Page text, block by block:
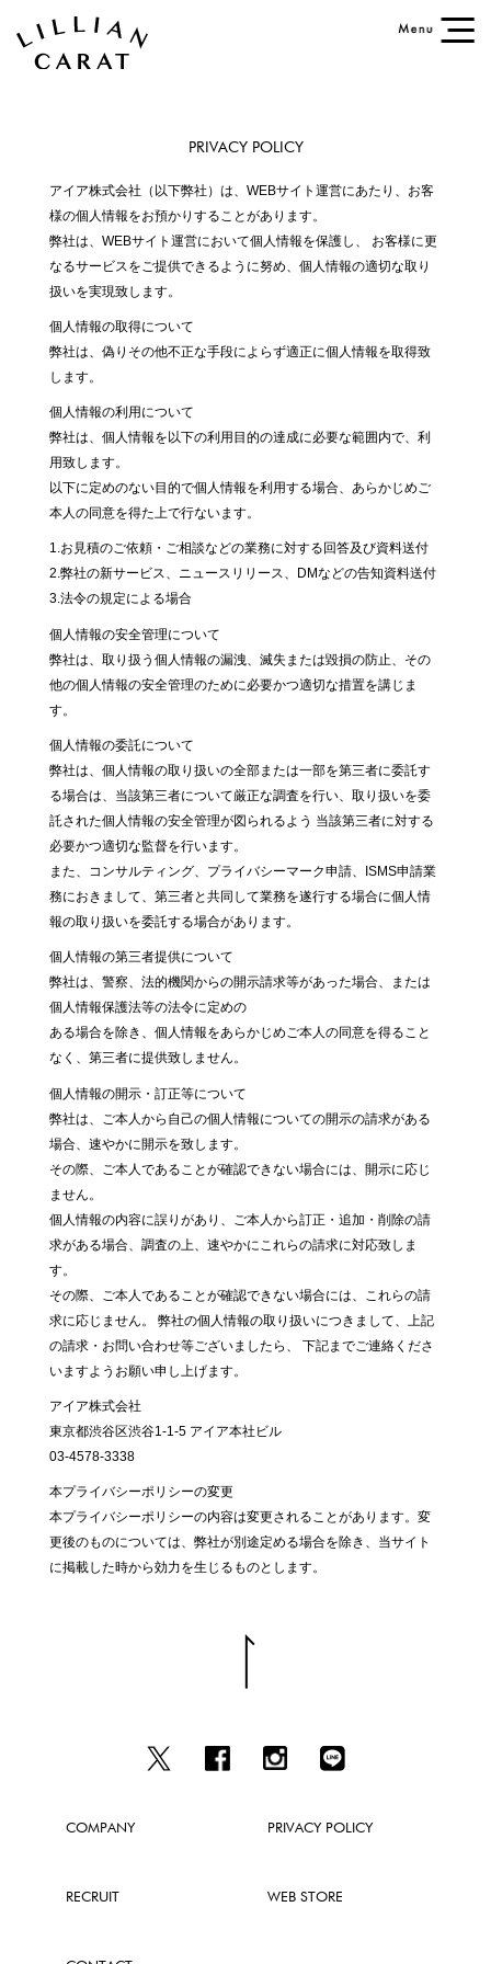
PRIVACY POLICY
アイア株式会社（以下弊社）は、WEBサイト運営にあたり、お客
様の個人情報をお預かりすることがあります。
弊社は、WEBサイト運営において個人情報を保護し、 お客様に更
なるサービスをご提供できるように努め、個人情報の適切な取り
扱いを実現致します。
個人情報の取得について
弊社は、偽りその他不正な手段によらず適正に個人情報を取得致
します。
個人情報の利用について
弊社は、個人情報を以下の利用目的の達成に必要な範囲内で、利
用致します。
以下に定めのない目的で個人情報を利用する場合、あらかじめご
本人の同意を得た上で行ないます。
1.お見積のご依頼・ご相談などの業務に対する回答及び資料送付
2.弊社の新サービス、ニュースリリース、DMなどの告知資料送付
3.法令の規定による場合
個人情報の安全管理について
弊社は、取り扱う個人情報の漏洩、滅失または毀損の防止、その
他の個人情報の安全管理のために必要かつ適切な措置を講じま
す。
個人情報の委託について
弊社は、個人情報の取り扱いの全部または一部を第三者に委託す
る場合は、当該第三者について厳正な調査を行い、取り扱いを委
託された個人情報の安全管理が図られるよう 当該第三者に対する
必要かつ適切な監督を行います。
また、コンサルティング、プライバシーマーク申請、ISMS申請業
務におきまして、第三者と共同して業務を遂行する場合に個人情
報の取り扱いを委託する場合があります。
個人情報の第三者提供について
弊社は、警察、法的機関からの開示請求等があった場合、または
個人情報保護法等の法令に定めの
ある場合を除き、個人情報をあらかじめご本人の同意を得ること
なく、第三者に提供致しません。
個人情報の開示・訂正等について
弊社は、ご本人から自己の個人情報についての開示の請求がある
場合、速やかに開示を致します。
その際、ご本人であることが確認できない場合には、開示に応じ
ません。
個人情報の内容に誤りがあり、ご本人から訂正・追加・削除の請
求がある場合、調査の上、速やかにこれらの請求に対応致しま
す。
その際、ご本人であることが確認できない場合には、これらの請
求に応じません。 弊社の個人情報の取り扱いにつきまして、上記
の請求・お問い合わせ等ございましたら、 下記までご連絡くださ
いますようお願い申し上げます。
アイア株式会社
東京都渋谷区渋谷1-1-5 アイア本社ビル
03-4578-3338
本プライバシーポリシーの変更
本プライバシーポリシーの内容は変更されることがあります。変
更後のものについては、弊社が別途定める場合を除き、当サイト
に掲載した時から効力を生じるものとします。
COMPANY PRIVACY POLICY
RECRUIT WEB STORE